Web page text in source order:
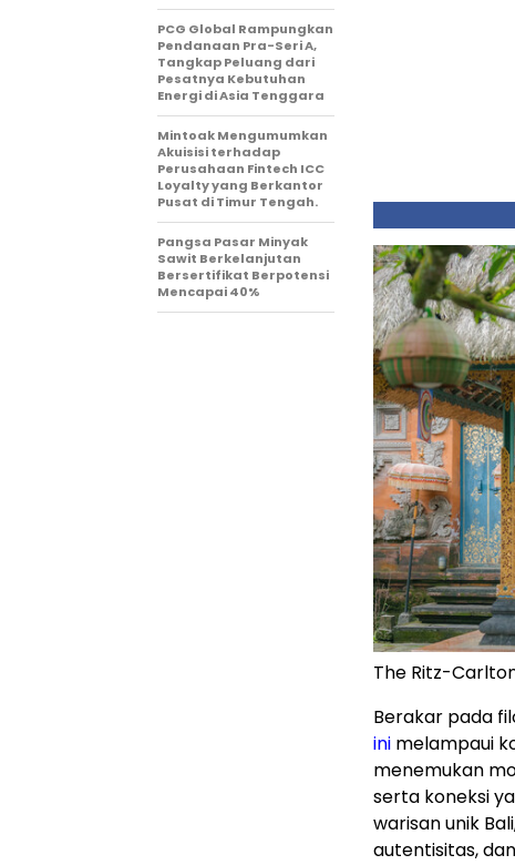
The Ritz-
Berakar pada
ini melampaui
menemukan
serta koneksi
warisan unik
autentisitas,
PCG Global Rampungkan
Pendanaan Pra-Seri A,
Tangkap Peluang dari
Pesatnya Kebutuhan
Energi di Asia Tenggara
Mintoak Mengumumkan
Akuisisi terhadap
Perusahaan Fintech ICC
Loyalty yang Berkantor
Pusat di Timur Tengah.
Pangsa Pasar Minyak
Sawit Berkelanjutan
Bersertifikat Berpotensi
Mencapai 40%